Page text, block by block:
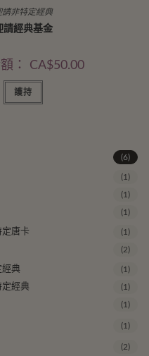
請非特定經典
請經典基金
： CA$50.00
護持
(6)
(1)
(1)
(1)
定唐卡 (1)
(2)
經典 (1)
定經典 (1)
(1)
(1)
(2)